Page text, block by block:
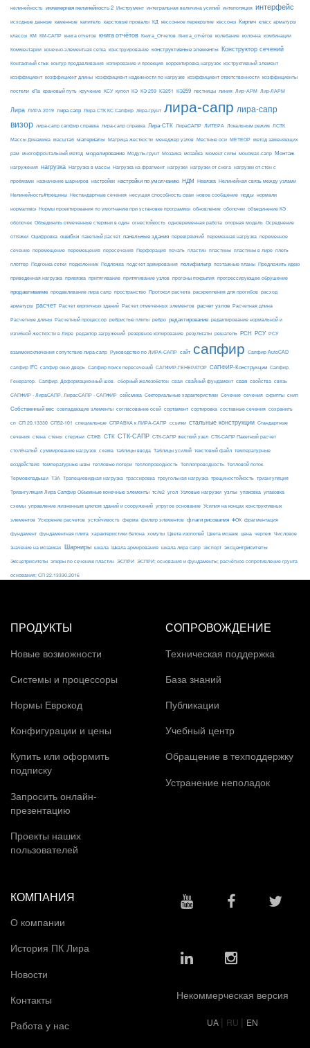
нелинейность инженерная нелинейность 2 Инструмент интегральная величина усилий интеполяция интерфейс
исходные данные каменные капитель карстовые провалы КД кессонное перекрытие кессоны Кирпич класс арматуры
классы КМ КМ-САПР книга отчетов книга отчётов Книга_Отчетов Книга_отчётов колебание колонна комбинации
Комментарии конечно-элементная сетка конструирование конструктивные элементы Конструктор сечений
Контактный стык контур продавливания копирование и проекция корректировка нагрузок коструктивный элемент
коэффициент коэффициент длины коэффициент надежности по нагрузке коэффициент ответственности коэффициенты
постели кПа крановый путь кручение КСУ купол КЭ КЭ 259 КЭ251 КЭ259 лестницы линия Лир-АРМ Лир-ЛАРМ
Лира ЛИРА 2019 лира сапр Лира СТК КС Сапфир лира-грунт лира-сапр лира-сапр
визор лира-сапр сапфир справка лира-сапр справка Лира-СТК ЛираСАПР ЛИТЕРА Локальным режим ЛСТК
Массы Динамика масштаб материалы Матрица жесткости менеджер узлов Местные оси МЕТЕОР метод заменяющих
рам многофронтальный метод моделирование Модуль-грунт Мозаика мозайка момент силы мономах-сапр Монтаж
нагружения нагрузка Нагрузка в массы Нагрузка на фрагмент нагрузки нагрузки от снега нагрузки от стен с
проёмами назначение шарниров настройки настройки по умолчанию НДМ Невязка Нелинейная связь между узлами
Нелинейность#трещины Нестандартные сечения несущая способность сваи новое сообщение ноды нормали
нормативы Нормы проектирования по умолчанию при установке программы обновление оболочки объединение КЭ
оболочек Объединить отмеченные стержни в один огнестойкость одновременная работа опорная модель Осреднение
оттяжки Оцифровка ошибки пакетный расчет панельные здания перевіряючий переменная нагрузка переменное
сечение перемещение перемещения пересечения Перфорация печать пластин пластины пластины в лире плеть
плоттер Подгонка сетки подколонник Подложка подсчет армирования полифильтр поэтажные планы Предложить идею
приведенная нагрузка привязка притягивание притягивание узлов прогоны покрытия прогрессирующее обрушение
продавливание продавливание лира сапр пространство Протокол расчета раскрепления для прогибов расход
арматуры расчет Расчет кирпичных зданий Расчет отмеченных элементов расчет узлов Расчетная длина
Расчетные длины Расчетный процессор ребристые плиты ребро редактирование редактирование нормальной и
изгибной жесткости в Лире редактор загружений резервное копирование результаты решатель РСН РСУ РСУ
взаимоисключения сопутствие лира-сапр Руководство по ЛИРА-САПР сайт сапфир Сапфир AutoCAD
сапфир IFC сапфир окно дверь Сапфир поиск пересечений САПФИР-ГЕНЕРАТОР САПФИР-Конструкции Сапфир.
Генератор. Сапфир. Деформационный шов. сборный железобетон сваи свайный фундамент свая свойства связь
САПФИР - ЛираСАПР. ЛирасСАПР - САПФИР сейсмика Секториальные характеристики Сечение сечения скрипты снип
Собственный вес совпадающие элементы согласование осей сортамент сортировка составные сечения сохранить
сп СП 20.13330 СП52-101 специальные СПРАВКА к ЛИРА-САПР ссылки стальные конструкции Стандартные
сечения стена стены стержни СТЖБ СТК СТК-САПР СТК-САПР жесткий узел СТК-САПР Пакетный расчет
столбчатый суммирование нагрузок схема таблицы ввода Таблицы усилий текстовый файл температурные
воздействия температурные швы тепловые потери теплопроводность Теплопроводность. Тепловой поток.
Термовкладыши ТЗА Трапециевидная нагрузка трассировка треугольная нагрузка трещиностойкость триангуляция
Триангуляция Лира Сапфир Объемные конечные элементы тс/м2 угол Узловые нагрузки узлы упаковка упаковка
схемы управление жизненным циклом зданий и сооружений упругое основание Усилия на концах конструктивных
элементов Ускорение расчетов устойчивость ферма фильтр элементов флаги рисования ФОК фрагментация
фундамент фундаментная плита характеристики бетона хомуты Цвета изополей Цвета мозаик цена чертеж Числовое
значение на мозаиках Шарниры шкала Шкала армирования шкала лира сапр экспорт эксцентриситеты
Эксцетриситеты эпюры по сечению пластин ЭСПРИ ЭСПРИ; основания и фундаменты; расчётное сопротивление грунта
основания; СП 22.13330.2016
ПРОДУКТЫ
Новые возможности
Системы и процессоры
Нормы Еврокод
Конфигурации и цены
Купить или оформить
подписку
Запросить онлайн-
презентацию
Проекты наших
пользователей
СОПРОВОЖДЕНИЕ
Техническая поддержка
База знаний
Публикации
Учебный центр
Обращение в техподдержку
Устранение неполадок
КОМПАНИЯ
О компании
История ПК Лира
Новости
Контакты
Работа у нас
Некоммерческая версия
UA | RU | EN